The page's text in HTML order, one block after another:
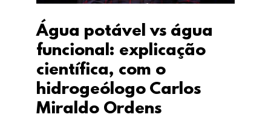
Água potável vs água
funcional: explicação
científica, com o
hidrogeólogo Carlos
Miraldo Ordens